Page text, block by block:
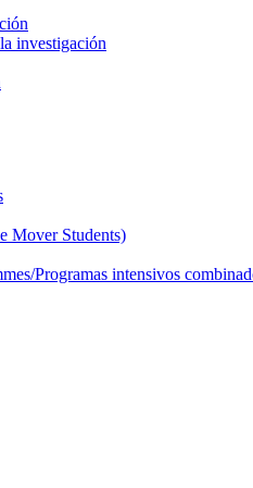
investigación
Mover Students)
Programas intensivos